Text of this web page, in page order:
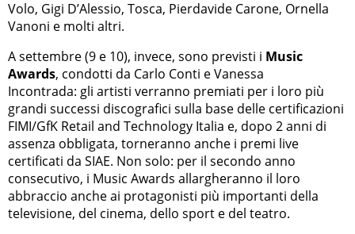
Volo, Gigi D’Alessio, Tosca, Pierdavide Carone, Ornella
Vanoni e molti altri.
A settembre (9 e 10), invece, sono previsti i Music
Awards, condotti da Carlo Conti e Vanessa
Incontrada: gli artisti verranno premiati per i loro più
grandi successi discografici sulla base delle certificazioni
FIMI/GfK Retail and Technology Italia e, dopo 2 anni di
assenza obbligata, torneranno anche i premi live
certificati da SIAE. Non solo: per il secondo anno
consecutivo, i Music Awards allargheranno il loro
abbraccio anche ai protagonisti più importanti della
televisione, del cinema, dello sport e del teatro.